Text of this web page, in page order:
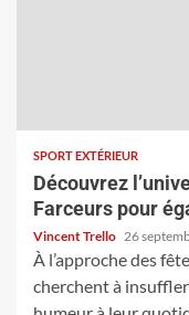
SPORT EXTÉRIEUR
Découvrez
Farceurs pour
Vincent Trello 26
À l’approche des
cherchent à